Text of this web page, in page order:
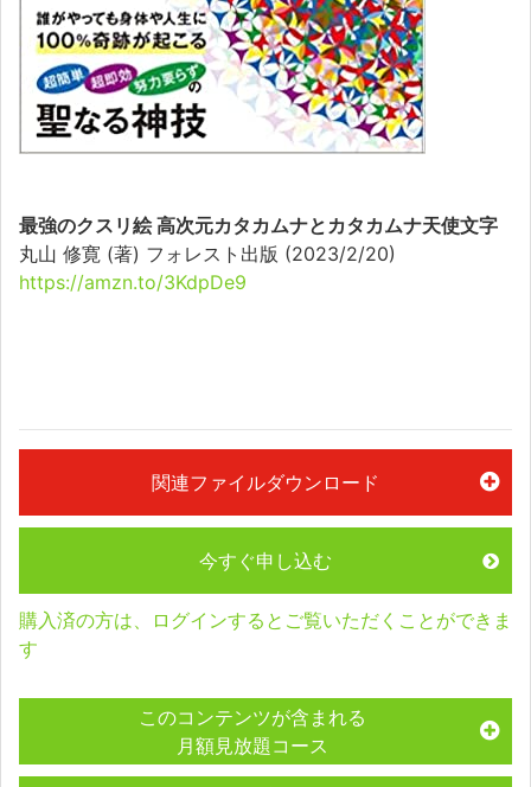
最強のクスリ絵 高次元カタカムナとカタカムナ天使文字
丸山 修寛 (著) フォレスト出版 (2023/2/20)
https://amzn.to/3KdpDe9
関連ファイルダウンロード
今すぐ申し込む
購入済の方は、ログインするとご覧いただくことができま
す
このコンテンツが含まれる
月額見放題コース